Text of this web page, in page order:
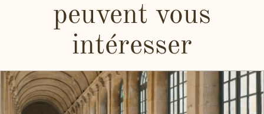
peuvent vous
intéresser